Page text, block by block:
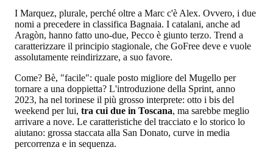
I Marquez, plurale, perché oltre a Marc c'è Alex. Ovvero, i due
nomi a precedere in classifica Bagnaia. I catalani, anche ad
Aragòn, hanno fatto uno-due, Pecco è giunto terzo. Trend a
caratterizzare il principio stagionale, che GoFree deve e vuole
assolutamente reindirizzare, a suo favore.
Come? Bè, "facile": quale posto migliore del Mugello per
tornare a una doppietta? L'introduzione della Sprint, anno
2023, ha nel torinese il più grosso interprete: otto i bis del
weekend per lui, tra cui due in Toscana, ma sarebbe meglio
arrivare a nove. Le caratteristiche del tracciato e lo storico lo
aiutano: grossa staccata alla San Donato, curve in media
percorrenza e in sequenza.